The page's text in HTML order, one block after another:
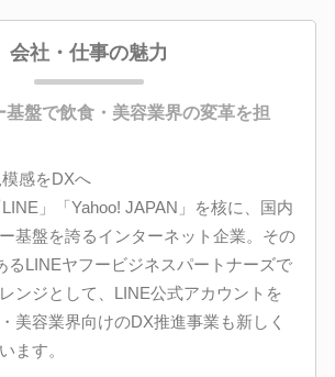
会社・仕事の魅力
基盤で飲食・美容業界の変革を担
感をDXへ
」「Yahoo! JAPAN」を核に、国内
基盤を誇るインターネット企業。その
るLINEヤフービジネスパートナーズで
ンジとして、LINE公式アカウントを
美容業界向けのDX推進事業も新しく
ます。